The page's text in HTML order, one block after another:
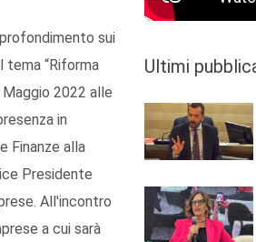
sui
tema “Riforma
2022 alle
in
Finanze alla
Presidente
All'incontro
a cui sarà
Ultimi